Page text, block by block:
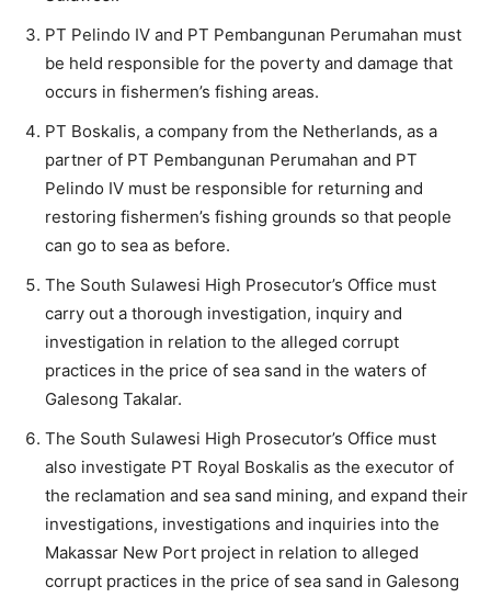
PT Pelindo IV and PT Pembangunan Perumahan must
be held responsible for the poverty and damage that
occurs in fishermen’s fishing areas.
PT Boskalis, a company from the Netherlands, as a
partner of PT Pembangunan Perumahan and PT
Pelindo IV must be responsible for returning and
restoring fishermen’s fishing grounds so that people
can go to sea as before.
The South Sulawesi High Prosecutor’s Office must
carry out a thorough investigation, inquiry and
investigation in relation to the alleged corrupt
practices in the price of sea sand in the waters of
Galesong Takalar.
The South Sulawesi High Prosecutor’s Office must
also investigate PT Royal Boskalis as the executor of
the reclamation and sea sand mining, and expand their
investigations, investigations and inquiries into the
Makassar New Port project in relation to alleged
corrupt practices in the price of sea sand in Galesong